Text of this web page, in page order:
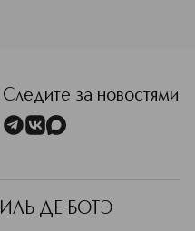
Следите за новостями
ИЛЬ ДЕ БОТЭ